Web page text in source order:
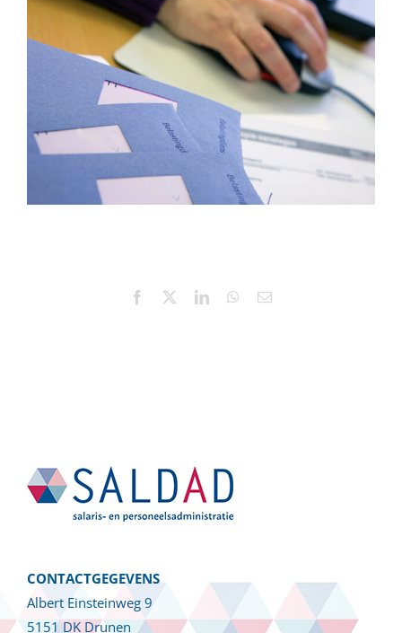
Facebook LinkedInWhatsApp
E-
CONTACTGEGEVENS
Albert Einsteinweg 9
5151 DK Drunen